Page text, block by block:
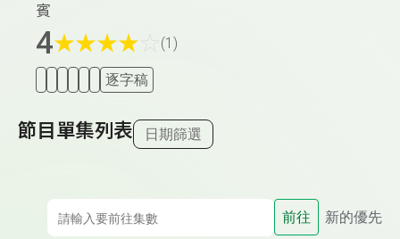
賓
4★★★★ (1)
逐字稿
節目單集列表 日期篩選
前往 新的優先